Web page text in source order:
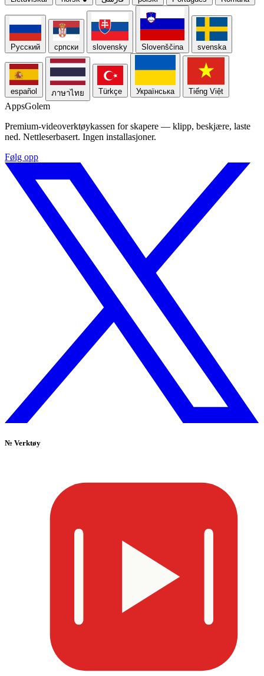
Русский српски slovensky Slovenščina svenska
español ภาษาไทย Türkçe Українська Tiếng Việt
AppsGolem
Premium-videoverktøykassen for skapere — klipp, beskjære, laste
ned. Nettleserbasert. Ingen installasjoner.
Følg opp
№ Verktøy